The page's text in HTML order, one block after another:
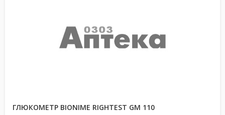
ГЛЮКОМЕТР BIONIME RIGHTEST GM 110